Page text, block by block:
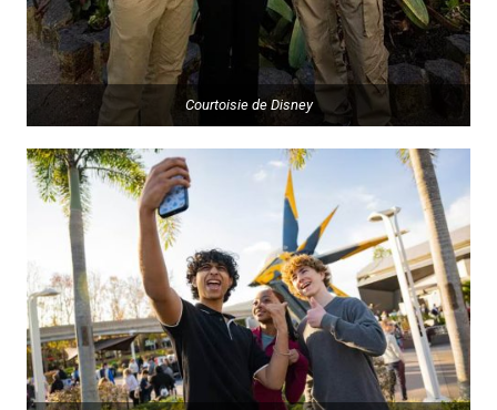
Courtoisie de Disney